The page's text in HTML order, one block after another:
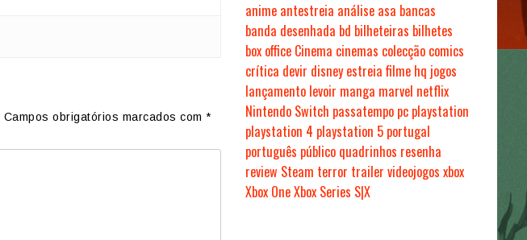
Campos obrigatórios marcados com *
anime antestreia análise asa bancas
banda desenhada bd bilheteiras bilhetes
box office Cinema cinemas colecção comics
crítica devir disney estreiafilme hq jogos
lançamento levoir manga marvel netflix
Nintendo Switch passatempo pc playstation
playstation 4 playstation 5 portugal
português público quadrinhos resenha
review Steam terror trailer videojogos xbox
Xbox OneXbox Series S|X